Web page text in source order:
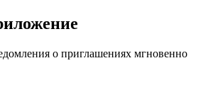
о приглашениях мгновенно